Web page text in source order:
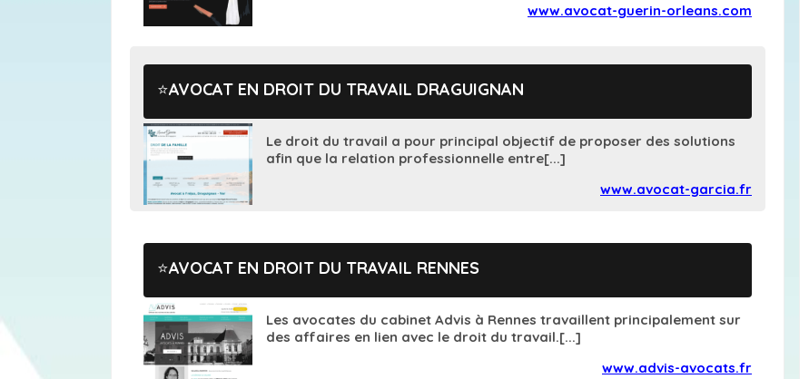
www.avocat-guerin-orleans.com
AVOCAT EN DROIT DU TRAVAIL DRAGUIGNAN
Le droit du travail a pour principal objectif de proposer des solutions
afin que la relation professionnelle entre[...]
www.avocat-garcia.fr
AVOCAT EN DROIT DU TRAVAIL RENNES
Les avocates du cabinet Advis à Rennes travaillent principalement sur
des affaires en lien avec le droit du travail.[...]
www.advis-avocats.fr